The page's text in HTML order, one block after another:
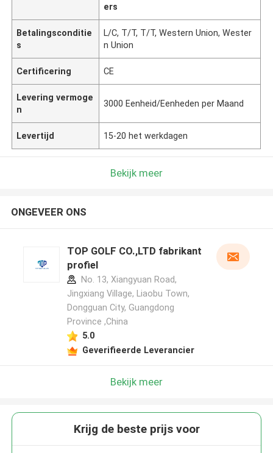
ers
Betalingsconditie
s
L/C, T/T, T/T, Western Union, Wester
n Union
Certificering CE
Levering vermoge
n
3000 Eenheid/Eenheden per Maand
Levertijd 15-20 het werkdagen
Bekijk meer
ONGEVEER ONS
TOP GOLF CO.,LTD fabrikant
profiel
No. 13, Xiangyuan Road,
Jingxiang Village, Liaobu Town,
Dongguan City, Guangdong
Province ,China
5.0
Geverifieerde Leverancier
Bekijk meer
Krijg de beste prijs voor